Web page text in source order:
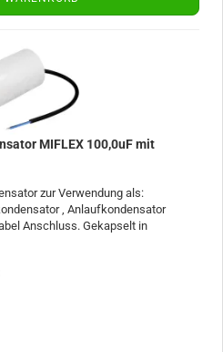
MIFLEX 100,0uF mit
zur Verwendung als:
, Anlaufkondensator
Anschluss. Gekapselt in